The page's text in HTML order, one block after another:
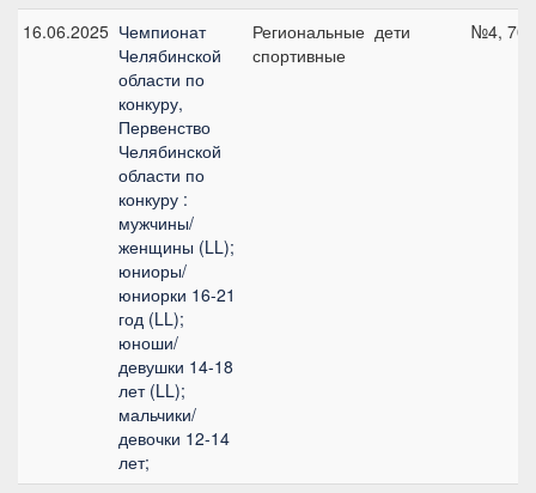
16.06.2025 Чемпионат
Челябинской
области по
конкуру,
Первенство
Челябинской
области по
конкуру :
мужчины/
женщины (LL);
юниоры/
юниорки 16-21
год (LL);
юноши/
девушки 14-18
лет (LL);
мальчики/
девочки 12-14
лет;
Региональные
спортивные
дети №4, 70